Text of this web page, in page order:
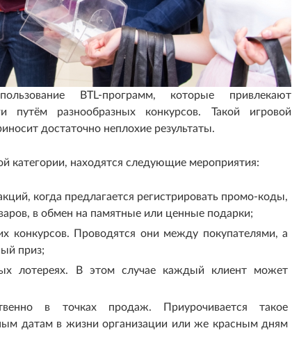
BTL-программ, которые привлекают
путём разнообразных конкурсов. Такой игровой
достаточно неплохие результаты.
категории, находятся следующие мероприятия:
когда предлагается регистрировать промо-коды,
в обмен на памятные или ценные подарки;
конкурсов. Проводятся они между покупателями, а
приз;
лотереях. В этом случае каждый клиент может
в точках продаж. Приурочивается такое
датам в жизни организации или же красным дням